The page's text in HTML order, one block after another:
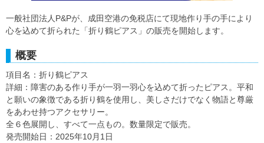
一般社団法人P&Pが、成田空港の免税店にて現地作り手の手により
心を込めて折られた「折り鶴ピアス」の販売を開始します。
概要
項目名：折り鶴ピアス
詳細：障害のある作り手が一羽一羽心を込めて折ったピアス。平和
と願いの象徴である折り鶴を使用し、美しさだけでなく物語と尊厳
をあわせ持つアクセサリー。
全６色展開し、すべて一点もの。数量限定で販売。
発売開始日：2025年10月1日